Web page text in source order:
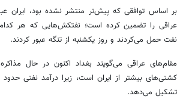
بر اساس توافقی که پیش‌تر منتشر نشده بود، ایران
عراقی را تضمین کرده است؛ نفتکش‌هایی که هر
نفت حمل می‌کردند و روز یکشنبه از تنگه عبور کردند.
مقام‌های عراقی می‌گویند بغداد اکنون در حال
تشکیل می‌دهد.